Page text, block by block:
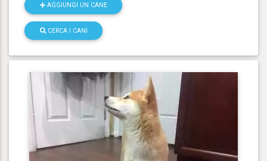
AGGIUNGI UN CANE
CERCA I CANI